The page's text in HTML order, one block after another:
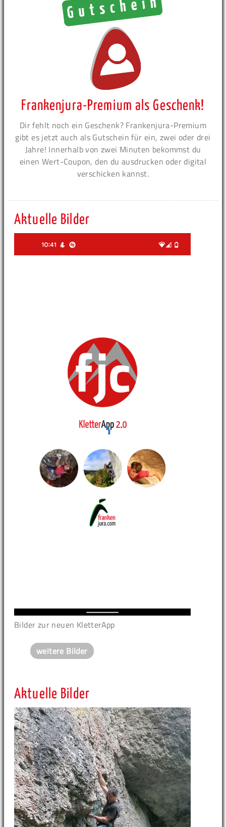
Frankenjura-Premium als Geschenk!
Dir fehlt noch ein Geschenk? Frankenjura-Premium
gibt es jetzt auch als Gutschein für ein, zwei oder drei
Jahre! Innerhalb von zwei Minuten bekommst du
einen Wert-Coupon, den du ausdrucken oder digital
verschicken kannst.
Aktuelle Bilder
Bilder zur neuen KletterApp
weitere Bilder
Aktuelle Bilder